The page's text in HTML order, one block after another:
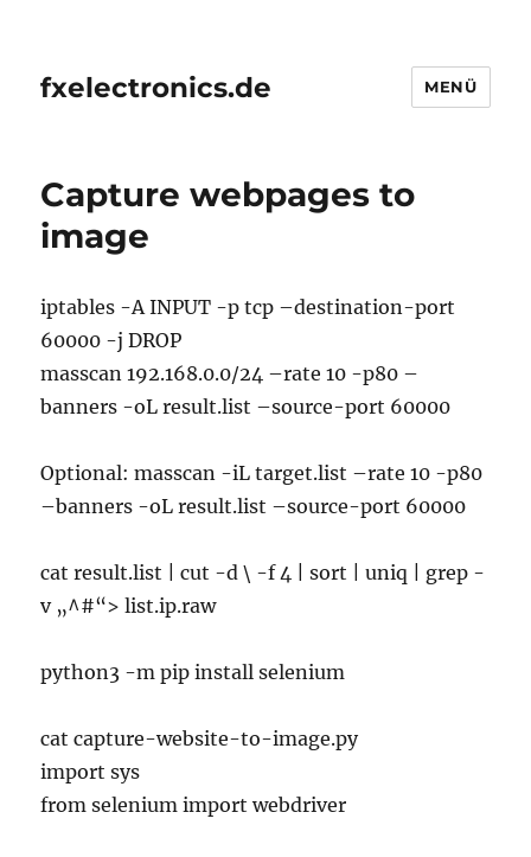
fxelectronics.de MENÜ
Capture webpages to
image
iptables -A INPUT -p tcp –destination-port
60000 -j DROP
masscan 192.168.0.0/24 –rate 10 -p80 –
banners -oL result.list –source-port 60000
Optional: masscan -iL target.list –rate 10 -p80
–banners -oL result.list –source-port 60000
cat result.list | cut -d \ -f 4 | sort | uniq | grep -
v „^#“> list.ip.raw
python3 -m pip install selenium
cat capture-website-to-image.py
import sys
from selenium import webdriver